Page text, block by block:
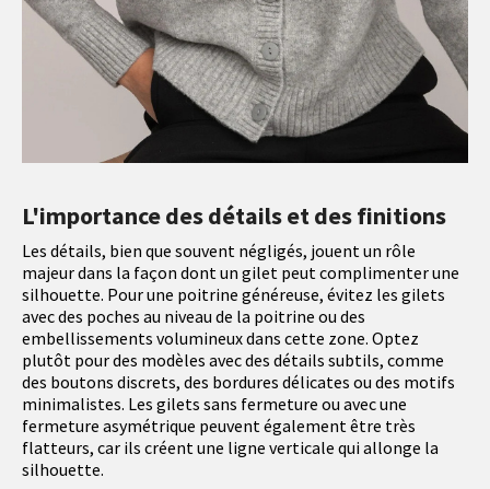
L'importance des détails et des finitions
Les détails, bien que souvent négligés, jouent un rôle
majeur dans la façon dont un gilet peut complimenter une
silhouette. Pour une poitrine généreuse, évitez les gilets
avec des poches au niveau de la poitrine ou des
embellissements volumineux dans cette zone. Optez
plutôt pour des modèles avec des détails subtils, comme
des boutons discrets, des bordures délicates ou des motifs
minimalistes. Les gilets sans fermeture ou avec une
fermeture asymétrique peuvent également être très
flatteurs, car ils créent une ligne verticale qui allonge la
silhouette.